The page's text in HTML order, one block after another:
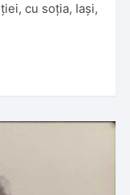
cu soția, Iași,